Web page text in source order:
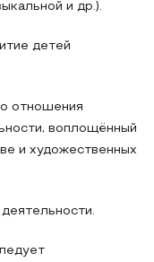
и др.).
детей
отношения
воплощённый
и художественных